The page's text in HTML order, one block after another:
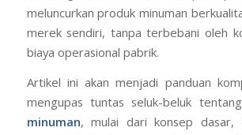
meluncurkan produk minuman
merek sendiri, tanpa terbebani oleh
biaya operasional pabrik.
Artikel ini akan menjadi panduan
mengupas tuntas seluk-beluk
minuman, mulai dari konsep dasar,